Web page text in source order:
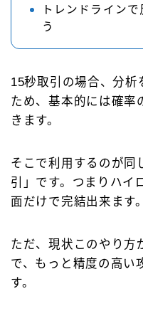
トレンドライン
う
15秒取引の場合、分析
ため、基本的には確率
きます。
そこで利用するのが同
引」です。つまりハイ
面だけで完結出来ます。
ただ、現状このやり方
で、もっと精度の高い
す。